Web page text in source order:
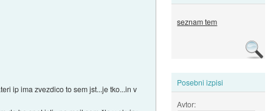
seznam tem
Posebni izpisi
Avtor:
ip ima zvezdico to sem jst...je tko...in v